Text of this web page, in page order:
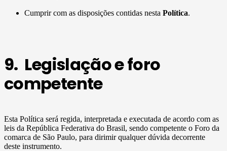
Cumprir com as disposições contidas nesta Política.
9. Legislação e foro
competente
Esta Política será regida, interpretada e executada de acordo com as
leis da República Federativa do Brasil, sendo competente o Foro da
comarca de São Paulo, para dirimir qualquer dúvida decorrente
deste instrumento.